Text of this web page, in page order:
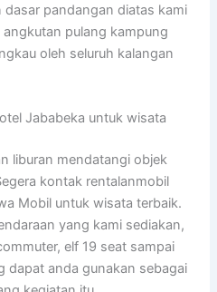
pandangan diatas kami
pulang kampung
oleh seluruh kalangan
Jababeka untuk wisata
liburan mendatangi objek
kontak rentalanmobil
Mobil untuk wisata terbaik.
yang kami sediakan,
elf 19 seat sampai
dapat anda gunakan sebagai